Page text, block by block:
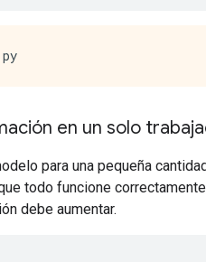
en un solo
para una pequeña
todo funcione
debe aumentar.